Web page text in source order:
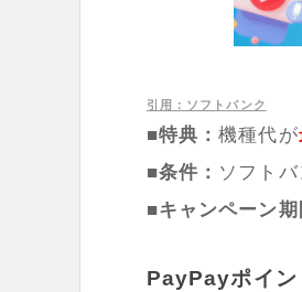
引用：ソフトバンク
■特典：機種代が
■条件： ソフト
■キャンペーン期
PayPayポイン